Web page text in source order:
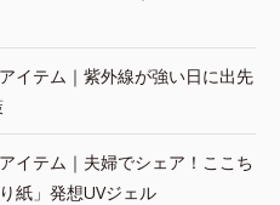
イテム｜紫外線が強い日に出先
イテム｜夫婦でシェア！ここち
紙」発想UVジェル